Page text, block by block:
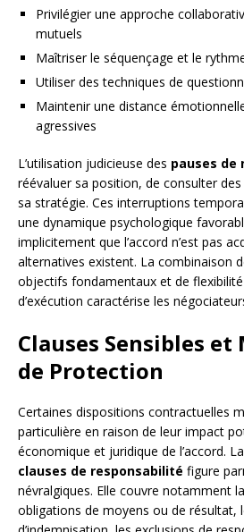
Privilégier une approche
mutuels
Maîtriser le séquençage et le
Utiliser des techniques de
Maintenir une distance
agressives
L’utilisation judicieuse des pauses de
réévaluer sa position, de consulter
sa stratégie. Ces interruptions
une dynamique psychologique
implicitement que l’accord n’est pas
alternatives existent. La combinaison
objectifs fondamentaux et de
d’exécution caractérise les
Clauses Sensibles et
de Protection
Certaines dispositions contractuelles
particulière en raison de leur impact
économique et juridique de l’accord.
clauses de responsabilité figure
névralgiques. Elle couvre notamment
obligations de moyens ou de résultat,